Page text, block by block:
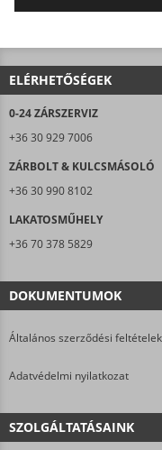
ELÉRHETŐSÉGEK
0-24 ZÁRSZERVIZ
+36 30 929 7006
ZÁRBOLT & KULCSMÁSOLÓ
+36 30 990 8102
LAKATOSMŰHELY
+36 70 378 5829
DOKUMENTUMOK
Általános szerződési feltételek
Adatvédelmi nyilatkozat
SZOLGÁLTATÁSAINK